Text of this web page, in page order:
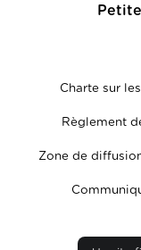
Charte sur
Règlement
Zone de